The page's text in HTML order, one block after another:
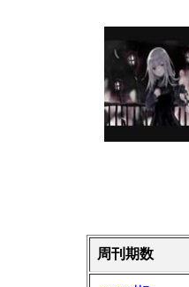
周刊期数